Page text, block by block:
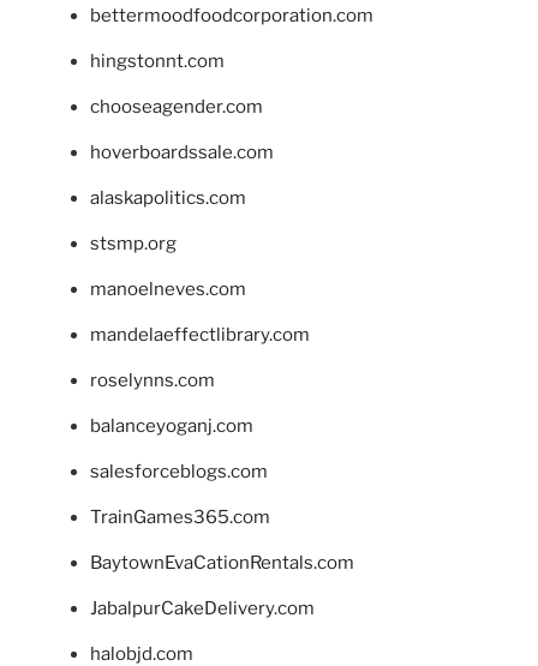
bettermoodfoodcorporation.com
hingstonnt.com
chooseagender.com
hoverboardssale.com
alaskapolitics.com
stsmp.org
manoelneves.com
mandelaeffectlibrary.com
roselynns.com
balanceyoganj.com
salesforceblogs.com
TrainGames365.com
BaytownEvaCationRentals.com
JabalpurCakeDelivery.com
halobjd.com